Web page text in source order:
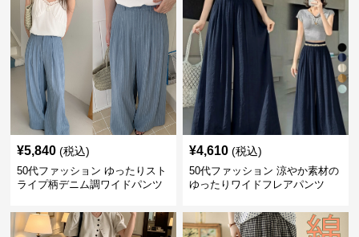
¥5,840 (税込)
50代ファッション ゆったりスト
ライプ柄デニム調ワイドパンツ
¥4,610 (税込)
50代ファッション 涼やか素材の
ゆったりワイドフレアパンツ